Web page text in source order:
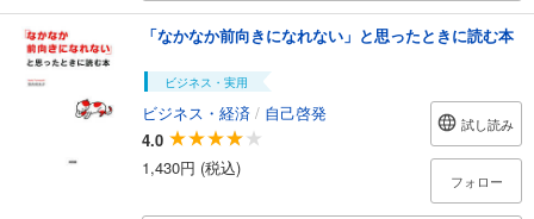
「なかなか前向きになれない」と思ったときに読む本
ビジネス・実用
ビジネス・経済 / 自己啓発
4.0
1,430円 (税込)
試し読み
フォロー